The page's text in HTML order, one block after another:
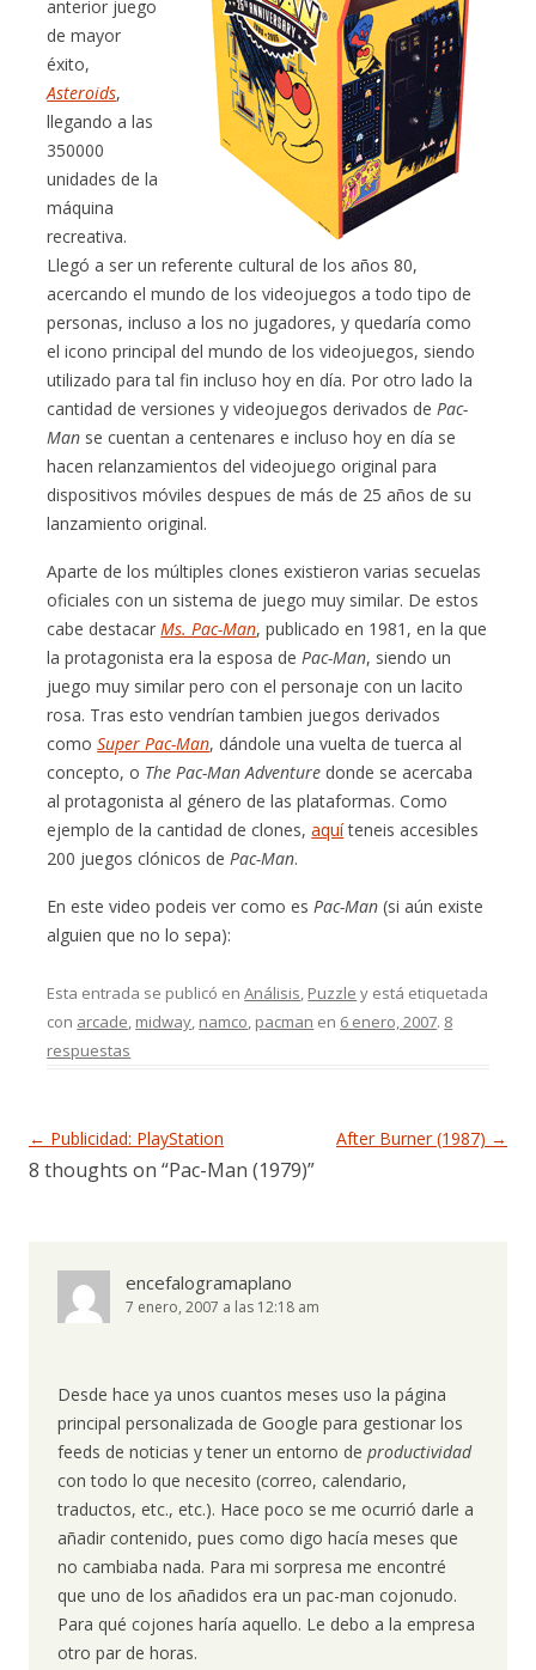
anterior juego
de mayor
éxito,
Asteroids,
llegando a las
350000
unidades de la
máquina
recreativa.
Llegó a ser un referente cultural de los años 80,
acercando el mundo de los videojuegos a todo tipo de
personas, incluso a los no jugadores, y quedaría como
el icono principal del mundo de los videojuegos, siendo
utilizado para tal fin incluso hoy en día. Por otro lado la
cantidad de versiones y videojuegos derivados de Pac-
Man se cuentan a centenares e incluso hoy en día se
hacen relanzamientos del videojuego original para
dispositivos móviles despues de más de 25 años de su
lanzamiento original.
Aparte de los múltiples clones existieron varias secuelas
oficiales con un sistema de juego muy similar. De estos
cabe destacarMs. Pac-Man, publicado en 1981, en la que
la protagonista era la esposa de Pac-Man, siendo un
juego muy similar pero con el personaje con un lacito
rosa. Tras esto vendrían tambien juegos derivados
comoSuper Pac-Man, dándole una vuelta de tuerca al
concepto, o The Pac-Man Adventure donde se acercaba
al protagonista al género de las plataformas. Como
ejemplo de la cantidad de clones,aquíteneis accesibles
200 juegos clónicos de Pac-Man.
En este video podeis ver como es Pac-Man (si aún existe
alguien que no lo sepa):
Esta entrada se publicó enAnálisis, Puzzle y está etiquetada
con arcade, midway, namco, pacman en 6 enero, 2007. 8
respuestas
Navegación de entradas
← Publicidad: PlayStation After Burner (1987) →
8 thoughts on “Pac-Man (1979)”
encefalogramaplano
7 enero, 2007 a las 12:18 am
Desde hace ya unos cuantos meses uso la página
principal personalizada de Google para gestionar los
feeds de noticias y tener un entorno de productividad
con todo lo que necesito (correo, calendario,
traductos, etc., etc.). Hace poco se me ocurrió darle a
añadir contenido, pues como digo hacía meses que
no cambiaba nada. Para mi sorpresa me encontré
que uno de los añadidos era un pac-man cojonudo.
Para qué cojones haría aquello. Le debo a la empresa
otro par de horas.